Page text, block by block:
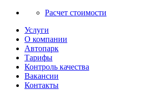
Расчет стоимости
Услуги
О компании
Автопарк
Тарифы
Контроль качества
Вакансии
Контакты